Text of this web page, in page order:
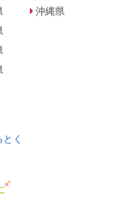
沖縄県
く